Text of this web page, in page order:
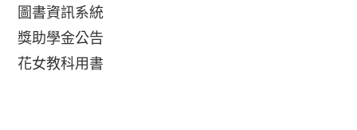
圖書資訊系統
獎助學金公告
花女教科用書